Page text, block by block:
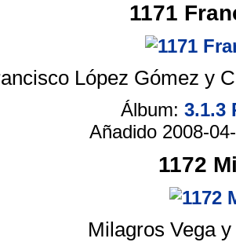
1171
López Gómez y
Álbum: 3.1.3
Añadido 2008-
1172
Milagros Vega